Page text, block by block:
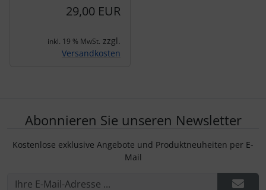
29,00 EUR
inkl. 19 % MwSt. zzgl.
Versandkosten
Abonnieren Sie unseren Newsletter
Kostenlose exklusive Angebote und Produktneuheiten per E-
Mail